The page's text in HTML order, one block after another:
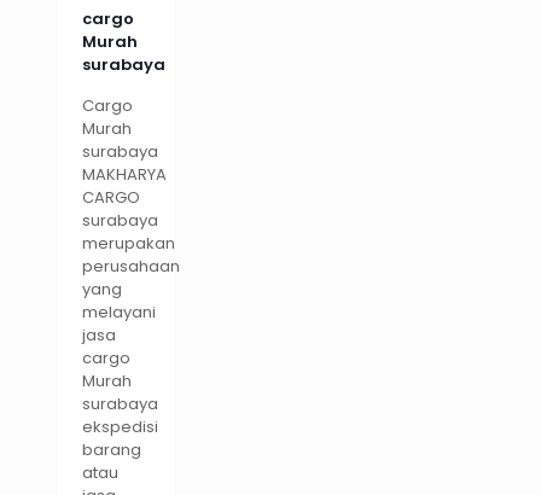
cargo
Murah
surabaya
Cargo
Murah
surabaya
MAKHARYA
CARGO
surabaya
merupakan
perusahaan
yang
melayani
jasa
cargo
Murah
surabaya
ekspedisi
barang
atau